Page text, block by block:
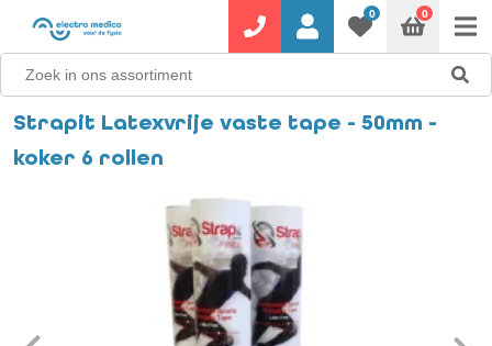
0 0
Strapit Latexvrije vaste tape - 50mm -
koker 6 rollen